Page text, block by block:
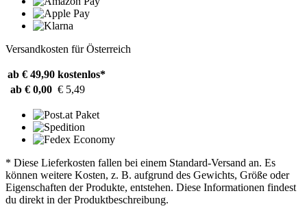
Versandkosten für Österreich
ab € 49,90 kostenlos*
ab € 0,00 € 5,49
* Diese Lieferkosten fallen bei einem Standard-Versand an. Es
können weitere Kosten, z. B. aufgrund des Gewichts, Größe oder
Eigenschaften der Produkte, entstehen. Diese Informationen findest
du direkt in der Produktbeschreibung.